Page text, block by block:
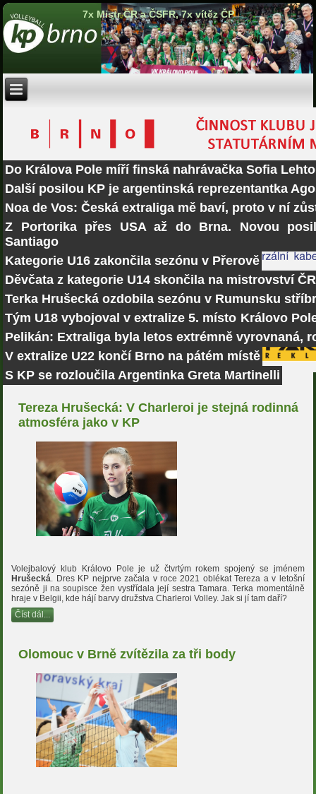
7x Mistr ČR a ČSFR, 7x vítěz ČP
Do Králova Pole míří finská nahrávačka Sofia Lehto
Další posilou KP je argentinská reprezentantka
Noa de Vos: Česká extraliga mě baví, proto v ní
Z Portorika přes USA až do Brna. Novou
Santiago
Kategorie U16 zakončila sezónu v Přerově
Děvčata z kategorie U14 skončila na mistrovství
Terka Hrušecká ozdobila sezónu v Rumunsku
Tým U18 vybojoval v extralize 5. místo Královo
Pelikán: Extraliga byla letos extrémně vyrovnaná,
V extralize U22 končí Brno na pátém místě
S KP se rozloučila Argentinka Greta Martinelli
Tereza Hrušecká: V Charleroi je stejná rodinná
atmosféra jako v KP
Volejbalový klub Královo Pole je už čtvrtým rokem spojený se jménem
Hrušecká
. Dres KP nejprve začala v roce 2021 oblékat Tereza a v letošní
sezóně ji na soupisce žen vystřídala její sestra Tamara. Terka momentálně
hraje v Belgii, kde hájí barvy družstva Charleroi Volley. Jak si jí tam daří?
Číst dál...
Olomouc v Brně zvítězila za tři body